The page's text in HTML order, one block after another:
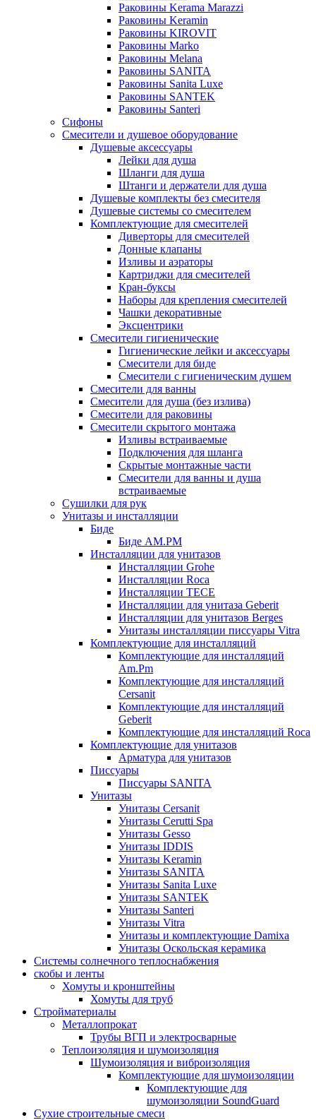
Раковины Kerama Marazzi
Раковины Keramin
Раковины KIROVIT
Раковины Marko
Раковины Melana
Раковины SANITA
Раковины Sanita Luxe
Раковины SANTEK
Раковины Santeri
Сифоны
Смесители и душевое оборудование
Душевые аксессуары
Лейки для душа
Шланги для душа
Штанги и держатели для душа
Душевые комплекты без смесителя
Душевые системы со смесителем
Комплектующие для смесителей
Диверторы для смесителей
Донные клапаны
Изливы и аэраторы
Картриджи для смесителей
Кран-буксы
Наборы для крепления смесителей
Чашки декоративные
Эксцентрики
Смесители гигиенические
Гигиенические лейки и аксессуары
Смесители для биде
Смесители с гигиеническим душем
Смесители для ванны
Смесители для душа (без излива)
Смесители для раковины
Смесители скрытого монтажа
Изливы встраиваемые
Подключения для шланга
Скрытые монтажные части
Смесители для ванны и душа
встраиваемые
Сушилки для рук
Унитазы и инсталляции
Биде
Биде AM.PM
Инсталляции для унитазов
Инсталляции Grohe
Инсталляции Roca
Инсталляции TECE
Инсталляции для унитаза Geberit
Инсталляции для унитазов Berges
Унитазы инсталляции писсуары Vitra
Комплектующие для инсталляций
Комплектующие для инсталляций
Am.Pm
Комплектующие для инсталляций
Cersanit
Комплектующие для инсталляций
Geberit
Комплектующие для инсталляций Roca
Комплектующие для унитазов
Арматура для унитазов
Писсуары
Писсуары SANITA
Унитазы
Унитазы Cersanit
Унитазы Cerutti Spa
Унитазы Gesso
Унитазы IDDIS
Унитазы Keramin
Унитазы SANITA
Унитазы Sanita Luxe
Унитазы SANTEK
Унитазы Santeri
Унитазы Vitra
Унитазы и комплектующие Damixa
Унитазы Оскольская керамика
Системы солнечного теплоснабжения
скобы и ленты
Хомуты и кронштейны
Хомуты для труб
Стройматериалы
Металлопрокат
Трубы ВГП и электросварные
Теплоизоляция и шумоизоляция
Шумоизоляция и виброизоляция
Комплектующие для шумоизоляции
Комплектующие для
шумоизоляции SoundGuard
Сухие строительные смеси